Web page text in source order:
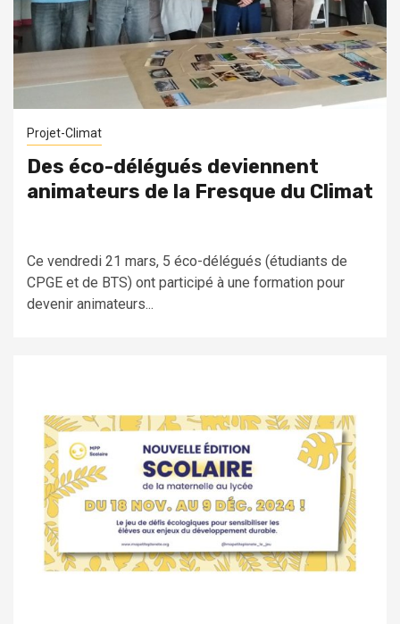
Projet-Climat
Des éco-délégués deviennent
animateurs de la Fresque du Climat
Ce vendredi 21 mars, 5 éco-délégués (étudiants de
CPGE et de BTS) ont participé à une formation pour
devenir animateurs...